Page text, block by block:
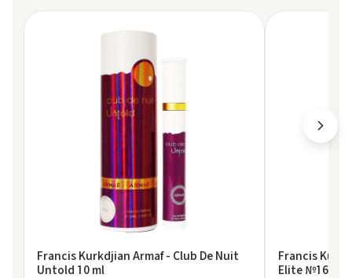
Francis Kurkdjian Armaf - Club De Nuit
Untold 10 ml
Francis
Elite №167